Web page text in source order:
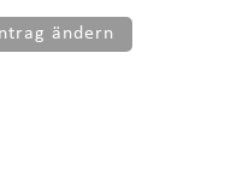
ändern